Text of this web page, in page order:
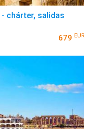
chárter, salidas
679 EUR